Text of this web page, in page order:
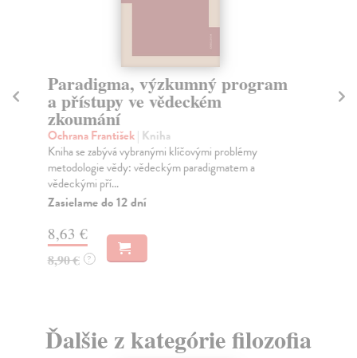
Paradigma, výzkumný program
a přístupy ve vědeckém
zkoumání
Ochrana František| Kniha
Kniha se zabývá vybranými klíčovými problémy
metodologie vědy: vědeckým paradigmatem a
vědeckými pří...
Zasielame do 12 dní
8,63 €
8,90 € ?
Ďalšie z kategórie filozofia